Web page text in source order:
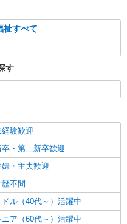
話代は弊社負担。その他、支
り。
援対応コース
士 特定保健指導
事
円 ・電話支援 1件：
ICTメール支援 1件：500円
を加えた金額をお支払いいた
話代は弊社負担。その他、支
り。
祉すべて
す
経験歓迎
卒・第二新卒歓迎
婦・主夫歓迎
歴不問
ドル（40代～）活躍中
ニア（60代～）活躍中